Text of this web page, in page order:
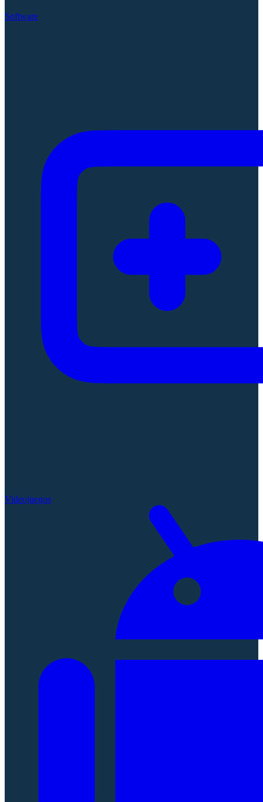
Software
Videojuegos